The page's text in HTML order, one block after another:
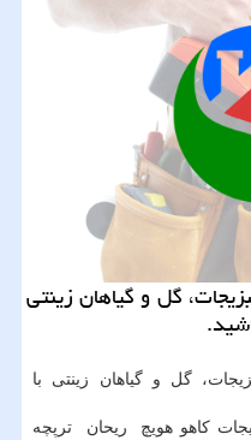
گل و گیاهان زینتی
گل و گیاهان زینتی با
کاهو هویچ ریحان ترپچه